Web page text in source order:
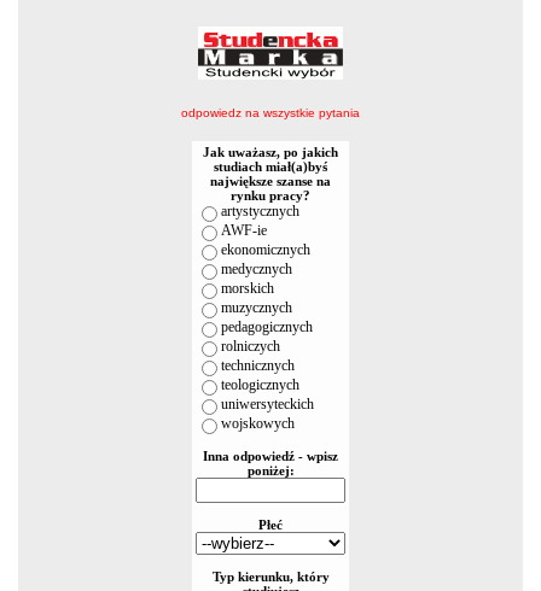
odpowiedz na wszystkie pytania